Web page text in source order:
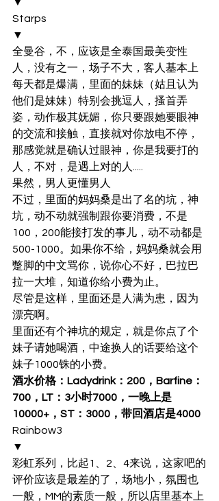
Starps
▼
全曼谷，不，应该是全泰国最美变性
人，没有之一，场子不大，客人基本上
每天都是爆满，里面的妹妹（姑且认为
他们是妹妹）特别会挑逗人，搔首弄
姿，动作极其妩媚，你只要跟她要眼神
的交流和接触，直接就对你放电不停，
那感觉就是确认过眼神，你是我要打的
人，不对，是遇上对的人.....
果然，男人更懂男人
不过，里面的妈妈桑是出了名的坑，神
坑，动不动就强制跟你要消费，不是
100，200能接打发的事儿，动不动都是
500-1000。如果你不给，妈妈桑就会用
蹩脚的中文骂你，说你心不好，巴拉巴
拉一大堆，知道你给小费为止。
尽管是这样，里面还是人满为患，因为
漂亮啊。
里面还有个神坑的规定，就是你点了个
妹子请她喝酒，中途换人的话要给这个
妹子1000铢的小费。
酒水价格：Ladydrink：200，Barfine：
700，LT：3小时7000，一晚上是
10000+，ST：3000，带回酒店是4000
Rainbow3
▼
彩虹系列，比起1、2、4来说，这家吧的
评价应该是最差的了，场地小，氛围也
一般，MM的素质一般，所以店里基本上